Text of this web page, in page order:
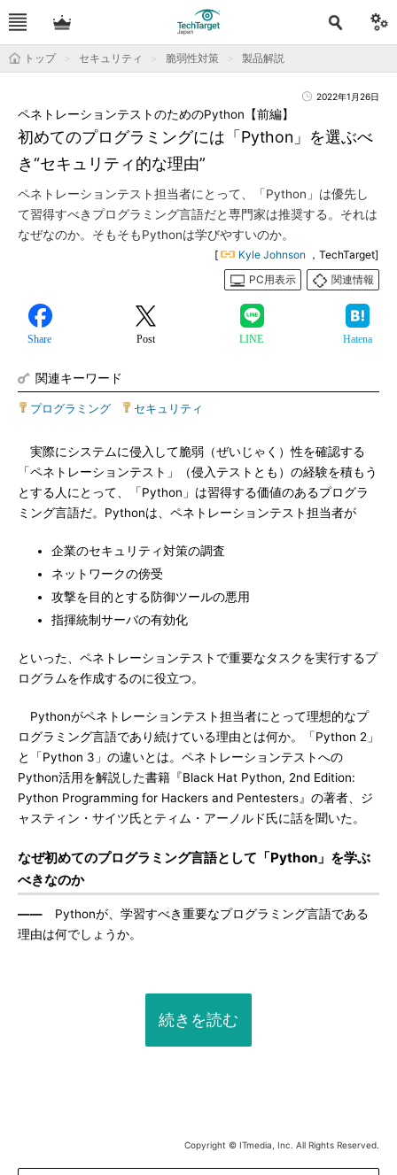
トップ セキュリティ 脆弱性対策 製品解説
2022年1月26日
初めてのプログラミングには「Python」を選ぶべ
き“セキュリティ的な理由”
ペネトレーションテストのためのPython【前編】
ペネトレーションテスト担当者にとって、「Python」は優先し
て習得すべきプログラミング言語だと専門家は推奨する。それは
なぜなのか。そもそもPythonは学びやすいのか。
[ Kyle Johnson ，TechTarget]
PC用表示
関連情報
Share Post LINE Hatena
関連キーワード
プログラミング セキュリティ
実際にシステムに侵入して脆弱（ぜいじゃく）性を確認する
「ペネトレーションテスト」（侵入テストとも）の経験を積もう
とする人にとって、「Python」は習得する価値のあるプログラ
ミング言語だ。Pythonは、ペネトレーションテスト担当者が
企業のセキュリティ対策の調査
ネットワークの傍受
攻撃を目的とする防御ツールの悪用
指揮統制サーバの有効化
といった、ペネトレーションテストで重要なタスクを実行するプ
ログラムを作成するのに役立つ。
Pythonがペネトレーションテスト担当者にとって理想的なプ
ログラミング言語であり続けている理由とは何か。「Python 2」
と「Python 3」の違いとは。ペネトレーションテストへの
Python活用を解説した書籍『Black Hat Python, 2nd Edition:
Python Programming for Hackers and Pentesters』の著者、ジ
ャスティン・サイツ氏とティム・アーノルド氏に話を聞いた。
なぜ初めてのプログラミング言語として「Python」を学ぶ
べきなのか
―― Pythonが、学習すべき重要なプログラミング言語である
理由は何でしょうか。
続きを読む
Copyright © ITmedia, Inc. All Rights Reserved.